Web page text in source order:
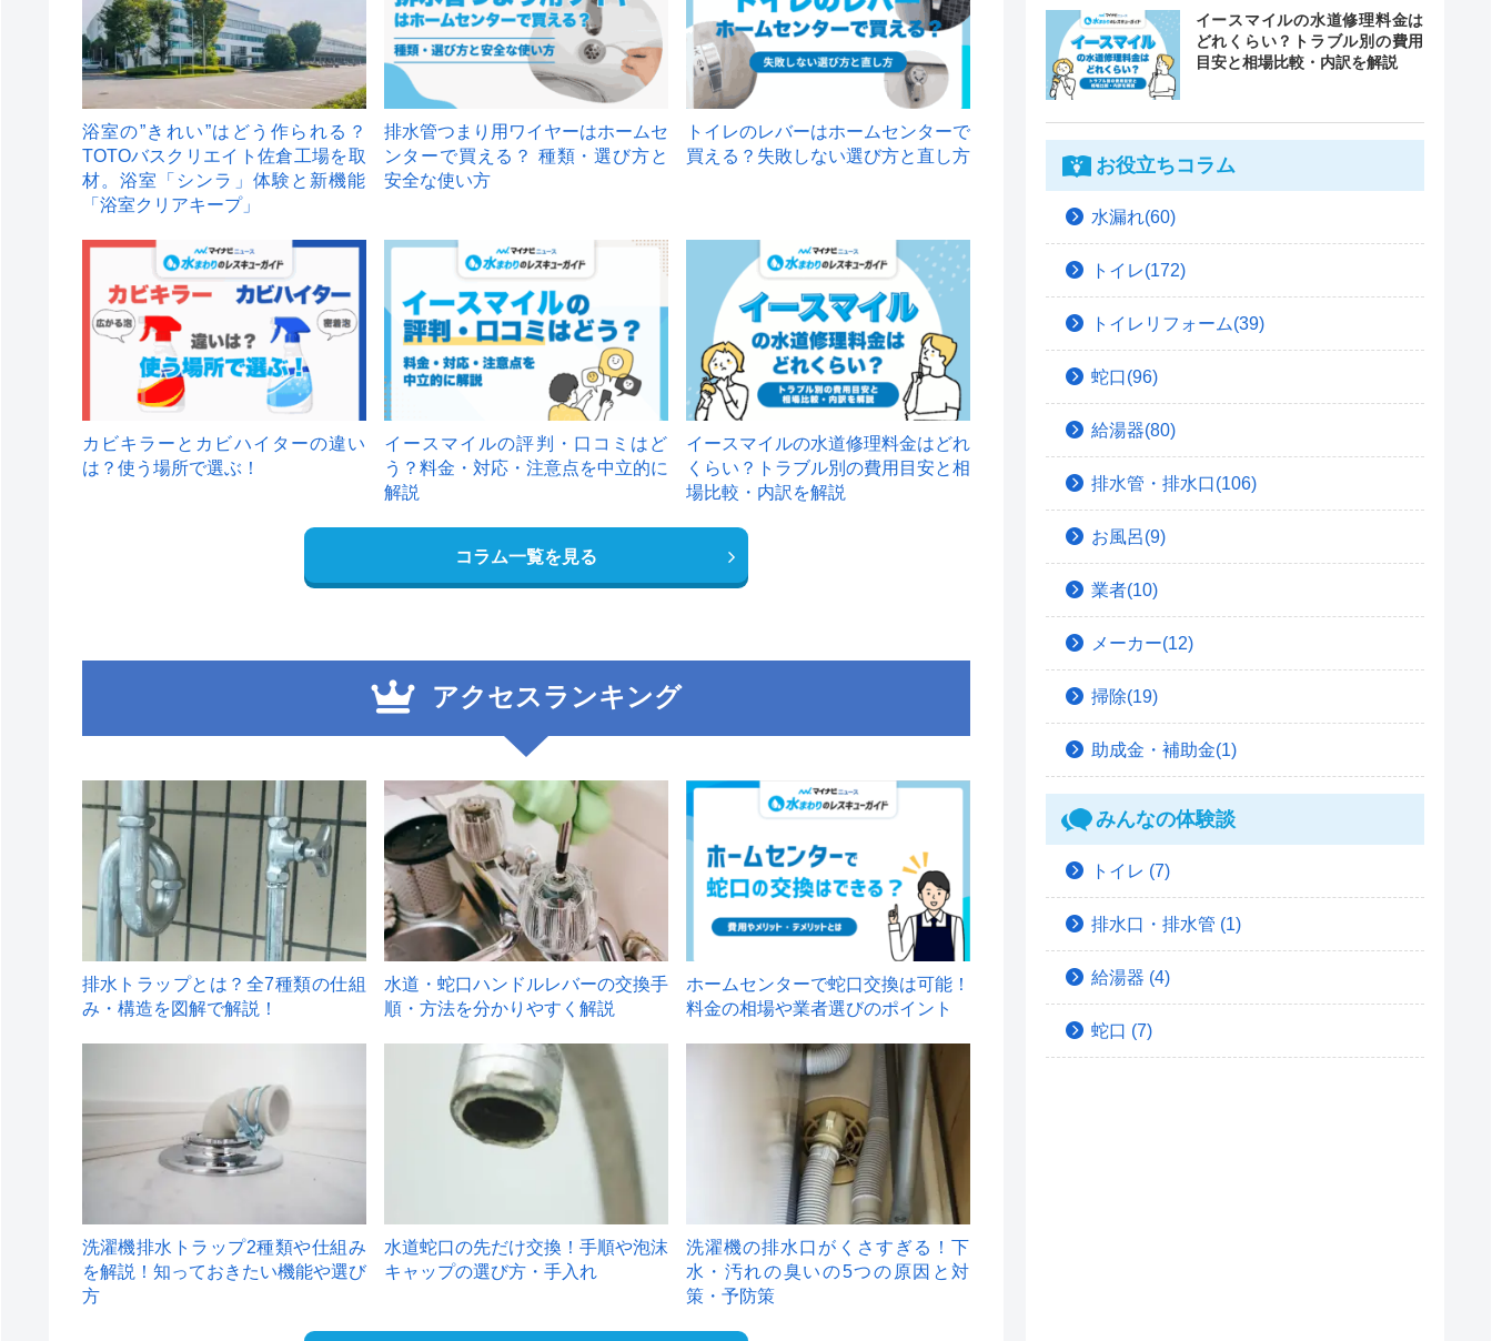
浴室の”きれい”はどう作られる？
TOTOバスクリエイト佐倉工場を取
材。浴室「シンラ」体験と新機能
「浴室クリアキープ」
排水管つまり用ワイヤーはホームセ
ンターで買える？ 種類・選び方と
安全な使い方
トイレのレバーはホームセンターで
買える？失敗しない選び方と直し方
カビキラーとカビハイターの違い
は？使う場所で選ぶ！
イースマイルの評判・口コミはど
う？料金・対応・注意点を中立的に
解説
イースマイルの水道修理料金はどれ
くらい？トラブル別の費用目安と相
場比較・内訳を解説
コラム一覧を見る
アクセスランキング
1
排水トラップとは？全7種類の仕組
み・構造を図解で解説！
2
水道・蛇口ハンドルレバーの交換手
順・方法を分かりやすく解説
ホームセンターで蛇口交換は可能！
料金の相場や業者選びのポイント
洗濯機排水トラップ2種類や仕組み
を解説！知っておきたい機能や選び
方
水道蛇口の先だけ交換！手順や泡沫
キャップの選び方・手入れ
洗濯機の排水口がくさすぎる！下
水・汚れの臭いの5つの原因と対
策・予防策
イースマイルの水道修理料金は
どれくらい？トラブル別の費用
目安と相場比較・内訳を解説
お役立ちコラム
水漏れ(60)
トイレ(172)
トイレリフォーム(39)
蛇口(96)
給湯器(80)
排水管・排水口(106)
お風呂(9)
業者(10)
メーカー(12)
掃除(19)
助成金・補助金(1)
みんなの体験談
トイレ (7)
排水口・排水管 (1)
給湯器 (4)
蛇口 (7)